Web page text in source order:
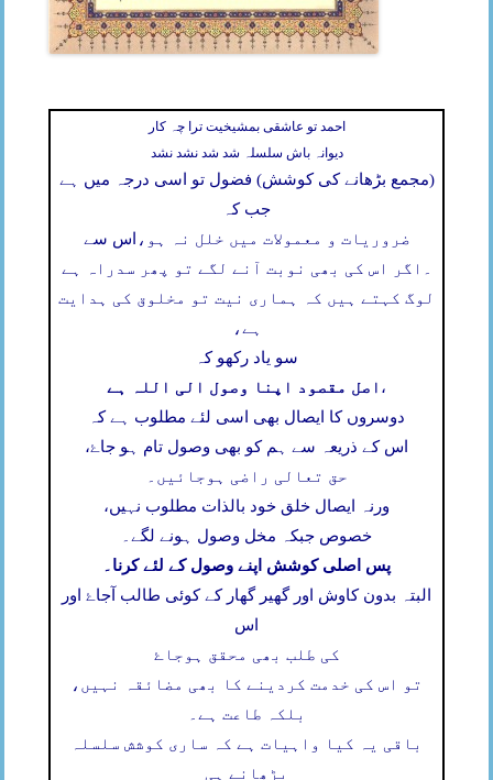
احمد تو عاشقی بمشیخیت ترا چہ کار
دیوانہ باش سلسلہ شد شد نشد نشد
(مجمع بڑھانے کی کوشش) فضول تو اسی درجہ میں ہے
جب کہ
اس سے ضروریات و معمولات میں خلل نہ ہو،
اگر اس کی بھی نوبت آنے لگے تو پھر سدراہ ہے
لوگ کہتے ہیں کہ ہماری نیت تو مخلوق کی ہدایت
ہے،
سو یاد رکھو کہ
اصل مقصود اپنا وصول الی اللہ ہے ،
دوسروں کا ایصال بھی اسی لئے مطلوب ہے کہ
اس کے ذریعہ سے ہم کو بھی وصول تام ہو جاۓ،
حق تعالی راضی ہوجائیں۔
ورنہ ایصال خلق خود بالذات مطلوب نہیں،
خصوص جبکہ مخل وصول ہونے لگے۔
پس اصلی کوشش اپنے وصول کے لئے کرنا۔
البتہ بدون کاوش اور گھیر گھار کے کوئی طالب آجاۓ اور
اس
کی طلب بھی محقق ہوجاۓ
تو اس کی خدمت کردینے کا بھی مضائقہ نہیں،
بلکہ طاعت ہے۔
باقی یہ کیا واہیات ہے کہ ساری کوشش سلسلہ
بڑھانے ہی